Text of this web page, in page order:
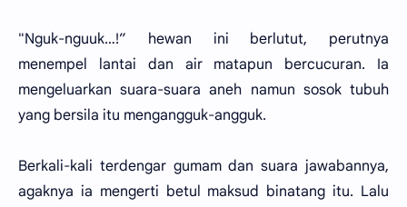
"Nguk-nguuk…!” hewan ini berlutut, perutnya
menempel lantai dan air matapun bercucuran. Ia
mengeluarkan suara-suara aneh namun sosok tubuh
yang bersila itu mengangguk-angguk.
Berkali-kali terdengar gumam dan suara jawabannya,
agaknya ia mengerti betul maksud binatang itu. Lalu